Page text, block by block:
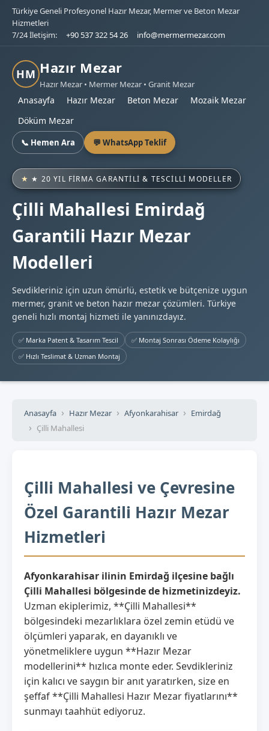
Türkiye Geneli Profesyonel Hazır Mezar, Mermer ve Beton Mezar
Hizmetleri
7/24 İletişim:
+90 537 322 54 26 info@mermermezar.com
HM Hazır Mezar
Hazır Mezar • Mermer Mezar • Granit Mezar
Anasayfa Hazır Mezar Beton Mezar
Mozaik Mezar
Döküm Mezar
📞 Hemen Ara 💬 WhatsApp Teklif
★ 20 YIL FIRMA GARANTILI & TESCILLI MODELLER
Çilli Mahallesi Emirdağ
Garantili Hazır Mezar
Modelleri
Sevdikleriniz için uzun ömürlü, estetik ve bütçenize uygun
mermer, granit ve beton hazır mezar çözümleri. Türkiye
geneli hızlı montaj hizmeti ile yanınızdayız.
✅ Marka Patent & Tasarım Tescil
✅ Montaj Sonrası Ödeme Kolaylığı
✅ Hızlı Teslimat & Uzman Montaj
Anasayfa Hazır Mezar Afyonkarahisar
Emirdağ
Çilli Mahallesi
Çilli Mahallesi ve Çevresine
Özel Garantili Hazır Mezar
Hizmetleri
Afyonkarahisar ilinin Emirdağ ilçesine bağlı
Çilli Mahallesi bölgesinde de hizmetinizdeyiz.
Uzman ekiplerimiz, **Çilli Mahallesi**
bölgesindeki mezarlıklara özel zemin etüdü ve
ölçümleri yaparak, en dayanıklı ve
yönetmeliklere uygun **Hazır Mezar
modellerini** hızlıca monte eder. Sevdikleriniz
için kalıcı ve saygın bir anıt yaratırken, size en
şeffaf **Çilli Mahallesi Hazır Mezar fiyatlarını**
sunmayı taahhüt ediyoruz.